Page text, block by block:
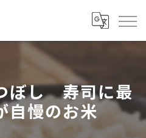
ぼし 寿司に最
自慢のお米